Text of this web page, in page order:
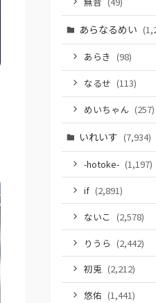
あらなるめい
あらき (98)
なるせ (113)
めいちゃん (257)
いれいす (7,934)
-hotoke- (1,197)
if (2,891)
ないこ (2,578)
りうら (2,442)
初兎 (2,212)
悠佑 (1,441)